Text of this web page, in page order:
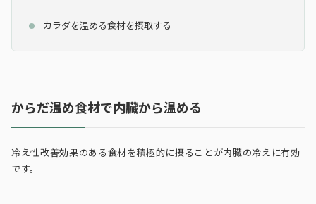
カラダを温める食材を摂取する
からだ温め食材で内臓から温める
冷え性改善効果のある食材を積極的に摂ることが内臓の冷えに有効
です。